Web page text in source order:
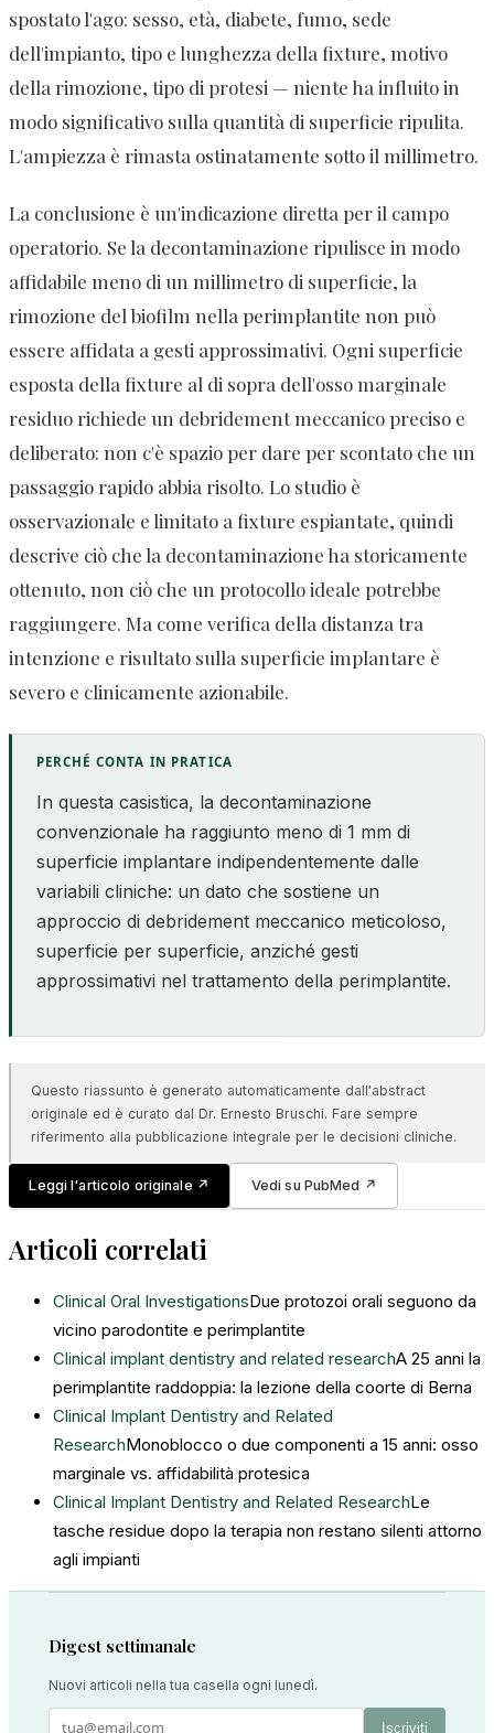
spostato l'ago: sesso, età, diabete, fumo, sede
dell'impianto, tipo e lunghezza della fixture, motivo
della rimozione, tipo di protesi — niente ha influito in
modo significativo sulla quantità di superficie ripulita.
L'ampiezza è rimasta ostinatamente sotto il millimetro.
La conclusione è un'indicazione diretta per il campo
operatorio. Se la decontaminazione ripulisce in modo
affidabile meno di un millimetro di superficie, la
rimozione del biofilm nella perimplantite non può
essere affidata a gesti approssimativi. Ogni superficie
esposta della fixture al di sopra dell'osso marginale
residuo richiede un debridement meccanico preciso e
deliberato: non c'è spazio per dare per scontato che un
passaggio rapido abbia risolto. Lo studio è
osservazionale e limitato a fixture espiantate, quindi
descrive ciò che la decontaminazione ha storicamente
ottenuto, non ciò che un protocollo ideale potrebbe
raggiungere. Ma come verifica della distanza tra
intenzione e risultato sulla superficie implantare è
severo e clinicamente azionabile.
PERCHÉ CONTA IN PRATICA
In questa casistica, la decontaminazione
convenzionale ha raggiunto meno di 1 mm di
superficie implantare indipendentemente dalle
variabili cliniche: un dato che sostiene un
approccio di debridement meccanico meticoloso,
superficie per superficie, anziché gesti
approssimativi nel trattamento della perimplantite.
Questo riassunto è generato automaticamente dall'abstract
originale ed è curato dal Dr. Ernesto Bruschi. Fare sempre
riferimento alla pubblicazione integrale per le decisioni cliniche.
Leggi l'articolo originale ↗ Vedi su PubMed ↗
Articoli correlati
Clinical Oral InvestigationsDue protozoi orali seguono da
vicino parodontite e perimplantite
Clinical implant dentistry and related researchA 25 anni la
perimplantite raddoppia: la lezione della coorte di Berna
Clinical Implant Dentistry and Related
ResearchMonoblocco o due componenti a 15 anni: osso
marginale vs. affidabilità protesica
Clinical Implant Dentistry and Related ResearchLe
tasche residue dopo la terapia non restano silenti attorno
agli impianti
Digest settimanale
Nuovi articoli nella tua casella ogni lunedì.
Iscriviti